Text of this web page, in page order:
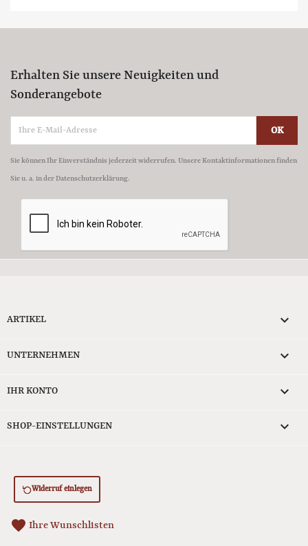
Erhalten Sie unsere Neuigkeiten und
Sonderangebote
Sie können Ihr Einverständnis jederzeit widerrufen. Unsere Kontaktinformationen finden
Sie u. a. in der Datenschutzerklärung.
ARTIKEL 
UNTERNEHMEN 
IHR KONTO 
SHOP-EINSTELLUNGEN keyboard_arrow_down
Widerruf einlegen
favorite Ihre Wunschlisten